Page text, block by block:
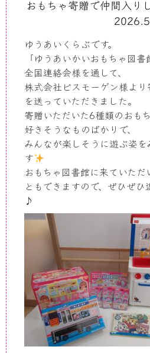
おもちゃ寄贈で仲間入り
2026.5
ゆうあいくらぶです。
「ゆうあいかいおもちゃ図
全国連絡会様を通して、
株式会社ビスモーゲン様よ
を送っていただきました。
寄贈いただいた6種類のおも
好きそうなものばかりで、
みんなが楽しそうに遊ぶ姿
す
おもちゃ図書館に来ていた
ともできますので、ぜひぜ
♪